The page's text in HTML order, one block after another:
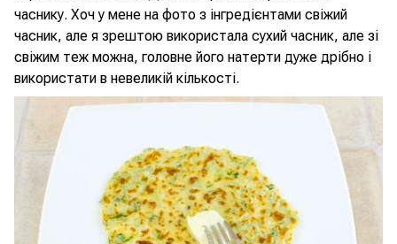
часнику. Хоч у мене на фото з інгредієнтами свіжий
часник, але я зрештою використала сухий часник, але зі
свіжим теж можна, головне його натерти дуже дрібно і
використати в невеликій кількості.